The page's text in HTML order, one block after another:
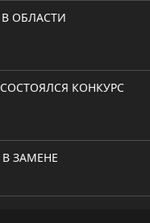
ОБЛАСТИ
КОНКУРС
ЗАМЕНЕ